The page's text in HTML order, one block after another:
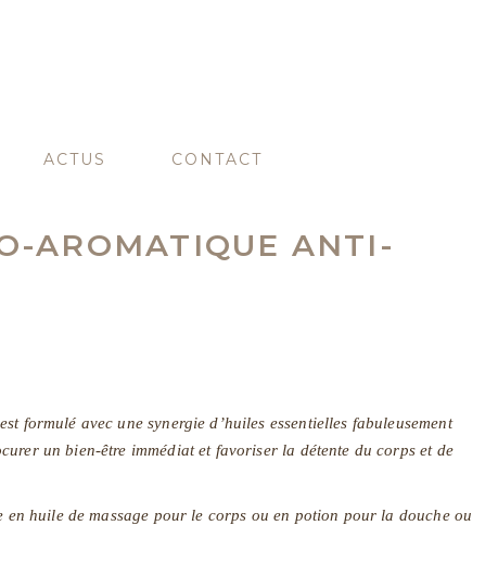
ACTUS CONTACT
AROMATIQUE ANTI-
formulé avec une synergie d’huiles essentielles fabuleusement
un bien-être immédiat et favoriser la détente du corps et de
en huile de massage pour le corps ou en potion pour la douche ou